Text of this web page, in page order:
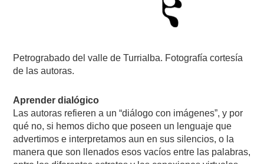
Petrograbado del valle de Turrialba. Fotografía cortesía
de las autoras.
Aprender dialógico
Las autoras refieren a un “diálogo con imágenes”, y por
qué no, si hemos dicho que poseen un lenguaje que
advertimos e interpretamos aun en sus silencios, o la
manera que son llenados esos vacíos entre las palabras,